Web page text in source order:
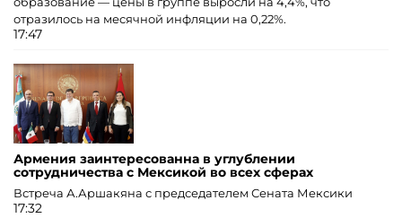
отразилось на месячной инфляции на 0,22%.
17:47
Армения заинтересованна в углублении
сотрудничества с Мексикой во всех сферах
Встреча А.Аршакяна с председателем Сената Мексики
17:32